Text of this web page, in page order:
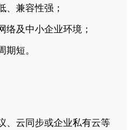
、兼容性强；
络及中小企业环境；
短。
、云同步或企业私有云等